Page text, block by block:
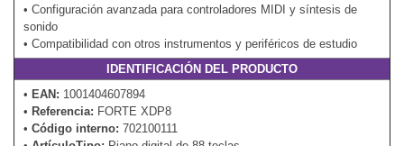
• Configuración avanzada para controladores MIDI y síntesis de
sonido
• Compatibilidad con otros instrumentos y periféricos de estudio
IDENTIFICACIÓN DEL PRODUCTO
• EAN: 1001404607894
• Referencia: FORTE XDP8
• Código interno: 702100111